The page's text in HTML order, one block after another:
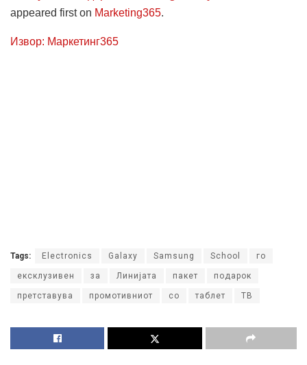
appeared first on Marketing365.
Извор: Маркетинг365
Tags: Electronics Galaxy Samsung School го
ексклузивен за Линијата пакет подарок
претставува промотивниот со таблет ТВ